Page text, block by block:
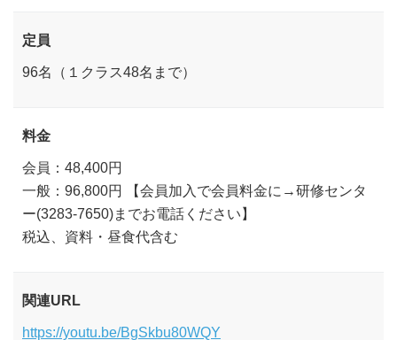
定員
96名（１クラス48名まで）
料金
会員：48,400円
一般：96,800円 【会員加入で会員料金に→研修センタ
ー(3283-7650)までお電話ください】
税込、資料・昼食代含む
関連URL
https://youtu.be/BgSkbu80WQY